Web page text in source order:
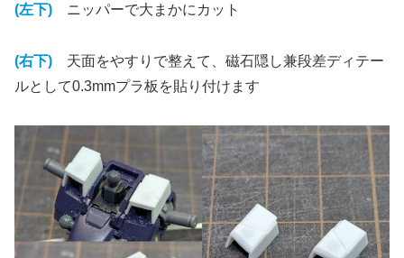
(左下) ニッパーで大まかにカット
(右下) 天面をやすりで整えて、磁石隠し兼段差ディテー
ルとして0.3mmプラ板を貼り付けます